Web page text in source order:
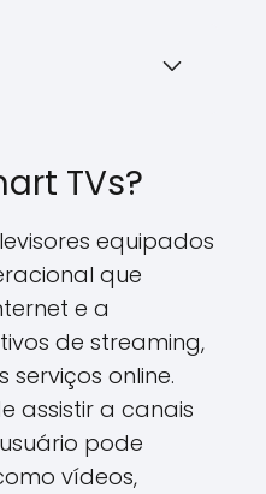
TVs?
equipados
que
e a
de streaming,
serviços online.
assistir a canais
pode
vídeos,